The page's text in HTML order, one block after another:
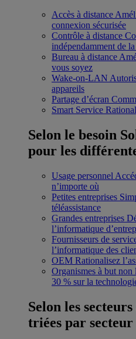
Accès à distance
connexion sécurisée
Contrôle à distance
indépendamment de
Bureau à distance
vous soyez
Wake-on-LAN
appareils
Partage d’écran
Smart Service
Selon le besoin
pour les
Usage personnel
n’importe où
Petites entreprises
téléassistance
Grandes entreprises
l’informatique
Fournisseurs de
l’informatique des
OEM Rationalisez
Organismes à but
30 % sur la
Selon les secteurs
triées par secteur